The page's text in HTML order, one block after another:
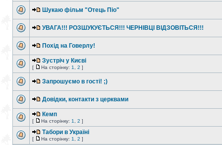
Шукаю фільм "Отець Піо"
УВАГА!!! РОЗШУКУЄТЬСЯ!!! ЧЕРНІВЦІ ВІДЗОВІТЬСЯ!!!
Похід на Говерлу!
Зустріч у Києві
[ На сторінку: 1 2 ]
Запрошуємо в гості! ;)
Довідки, контакти з церквами
Кемп
[ На сторінку: 1 2 ]
Табори в Україні
[ На сторінку: 1 2 ]